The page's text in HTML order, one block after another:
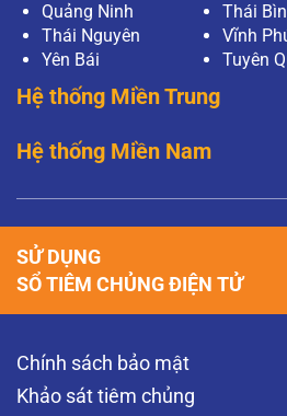
Xét nghiệm Pap là
Thưa bác sĩ, em
nghiệm Pap nhưng
thường thì có nghĩa…
năng mắc sùi mào gà
XEM THÊM
cổ tử cung không?
cung không? (Độc giả
Quảng Ninh
Thái
Thái Nguyên
Vĩnh
Yên Bái
Tuyên
Hệ thống Miền Trung
Hệ thống Miền Nam
Chính sách bảo mật
Khảo sát tiêm chủng
SỬ DỤNG
SỔ TIÊM CHỦNG ĐIỆN TỬ